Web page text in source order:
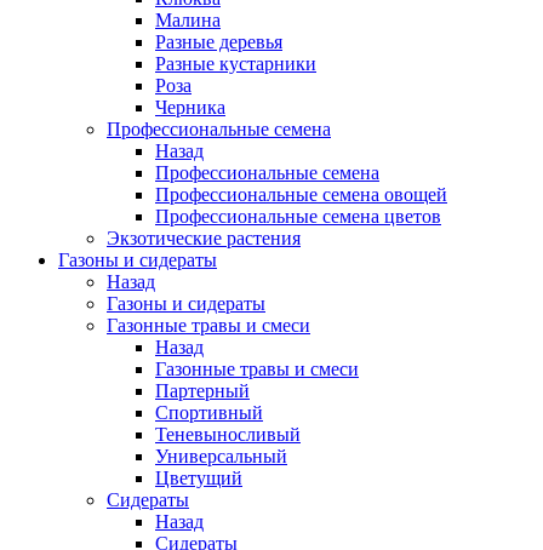
Малина
Разные деревья
Разные кустарники
Роза
Черника
Профессиональные семена
Назад
Профессиональные семена
Профессиональные семена овощей
Профессиональные семена цветов
Экзотические растения
Газоны и сидераты
Назад
Газоны и сидераты
Газонные травы и смеси
Назад
Газонные травы и смеси
Партерный
Спортивный
Теневыносливый
Универсальный
Цветущий
Сидераты
Назад
Сидераты